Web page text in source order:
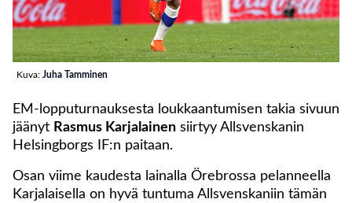
Kuva: Juha Tamminen
EM-lopputurnauksesta loukkaantumisen takia sivuun
jäänyt Rasmus Karjalainen siirtyy Allsvenskanin
Helsingborgs IF:n paitaan.
Osan viime kaudesta lainalla Örebrossa pelanneella
Karjalaisella on hyvä tuntuma Allsvenskaniin tämän